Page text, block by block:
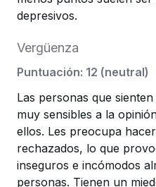
depresivos.
Vergüenza
Puntuación: 12 (neutral)
Las personas que
muy sensibles a la
ellos. Les preocupa
rechazados, lo que
inseguros e incómodos
personas. Tienen un